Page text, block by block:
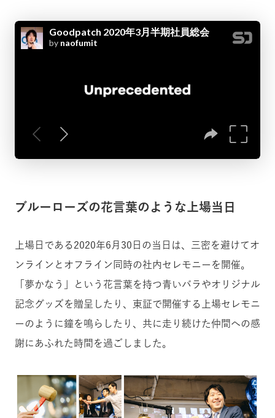
ブルーローズの花言葉のような上場当日
上場日である2020年6月30日の当日は、三密を避けてオ
ンラインとオフライン同時の社内セレモニーを開催。
「夢かなう」という花言葉を持つ青いバラやオリジナル
記念グッズを贈呈したり、東証で開催する上場セレモニ
ーのように鐘を鳴らしたり、共に走り続けた仲間への感
謝にあふれた時間を過ごしました。